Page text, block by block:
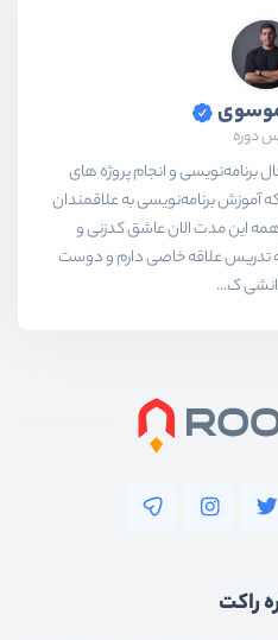
دوره
حال برنامه‌نویسی و انجام پروژه های
هست که آموزش برنامه‌نویسی به علاقمندان
این مدت الان عاشق کدزنی و
تدریس علاقه خاصی دارم و دوست
ک...
راکت